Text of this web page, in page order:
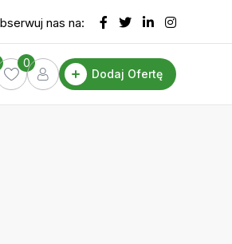
nas na:
0
Dodaj Ofertę